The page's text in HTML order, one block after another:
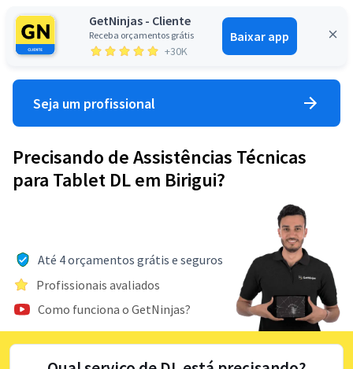
GetNinjas - Cliente
Receba orçamentos grátis
+30K
Baixar app
Entrar
Seja um profissional
Precisando de Assistências Técnicas
para Tablet DL em Birigui?
Até 4 orçamentos grátis e seguros
Profissionais avaliados
Como funciona o GetNinjas?